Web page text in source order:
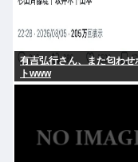
有吉弘行さん、また匂わせ
トwww